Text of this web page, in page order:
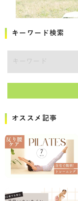
キーワード検索
オススメ記事